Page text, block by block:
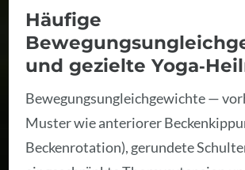
Häufige
und gezielte
Bewegungsungleichgewichte —
Muster wie anteriorer
Beckenrotation), gerundete